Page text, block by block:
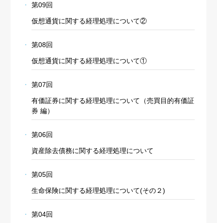
第09回
仮想通貨に関する経理処理について②
第08回
仮想通貨に関する経理処理について①
第07回
有価証券に関する経理処理について（売買目的有価証
券 編）
第06回
資産除去債務に関する経理処理について
第05回
生命保険に関する経理処理について(その２)
第04回